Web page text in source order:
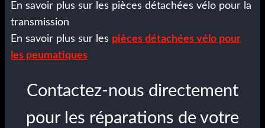
En savoir plus sur les pièces détachées vélo pour la
transmission
En savoir plus sur les pièces détachées vélo pour
les peumatiques
Contactez-nous directement
pour les réparations de votre